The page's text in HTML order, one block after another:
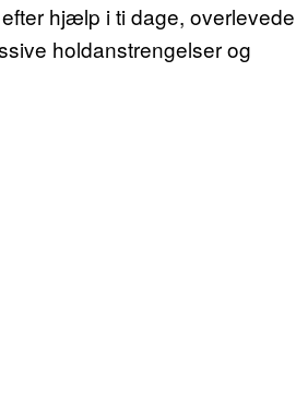
hjælp i ti dage, overlevede
holdanstrengelser og